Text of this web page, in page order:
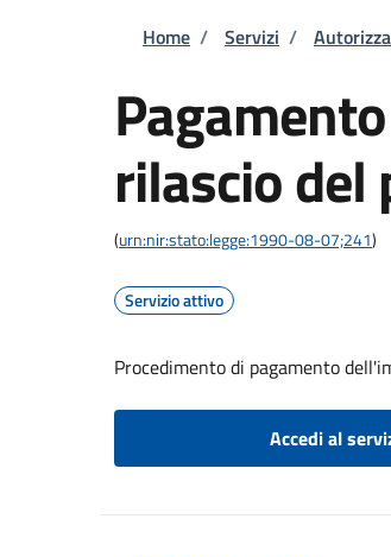
Briciole di
Home / Servizi /
rilascio
(urn:nir:stato:legge:1990-08-07;241)
Servizio attivo
Procedimento di pagamento
Accedi al